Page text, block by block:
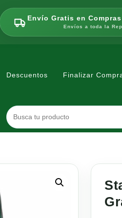
Envío Gratis en
Envíos a toda la
Descuentos Finalizar